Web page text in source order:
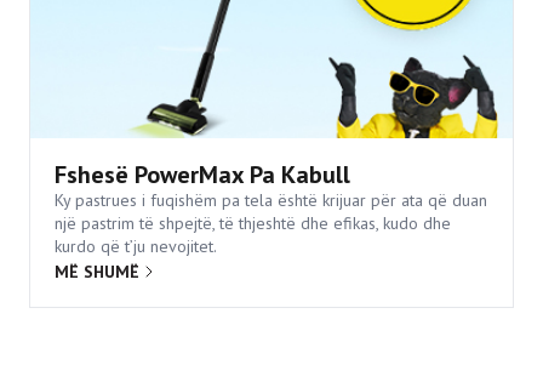
Fshesë PowerMax Pa Kabull
Ky pastrues i fuqishëm pa tela është krijuar për ata që duan
një pastrim të shpejtë, të thjeshtë dhe efikas, kudo dhe
kurdo që t’ju nevojitet.
MË SHUMË